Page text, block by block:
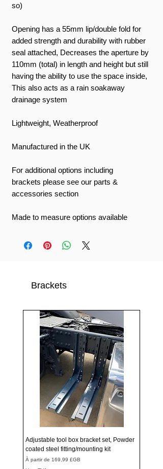
so)
Opening has a 55mm lip/double fold for
added strength and durability with rubber
seal attached, Decreases the aperture by
110mm (total) in length and height but still
having the ability to use the space inside,
This also acts as a rain soakaway
drainage system
Lightweight, Weatherproof
Manufactured in the UK
For additional options including
brackets please see our parts &
accessories section
Made to measure options available
Brackets
Adjustable tool box bracket set, Powder
coated steel fitting/mounting kit
À partir de 169,99 £GB
Prix promotionnel